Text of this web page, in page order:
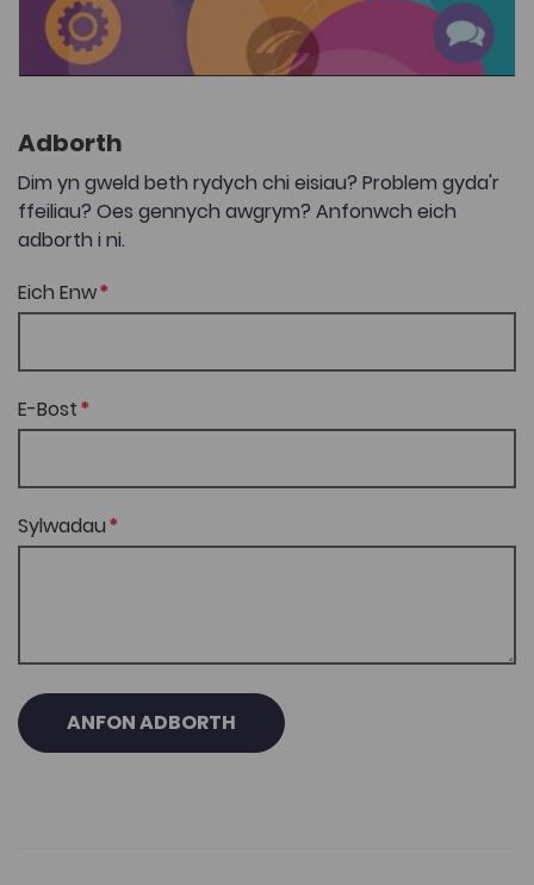
Adborth
Dim yn gweld beth rydych chi eisiau? Problem gyda'r
ffeiliau? Oes gennych awgrym? Anfonwch eich
adborth i ni.
Eich Enw
E-Bost
Sylwadau
ANFON ADBORTH